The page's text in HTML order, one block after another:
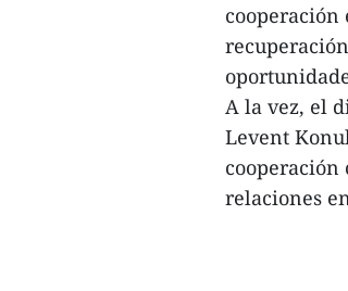
A la vez, el
Levent
relaciones